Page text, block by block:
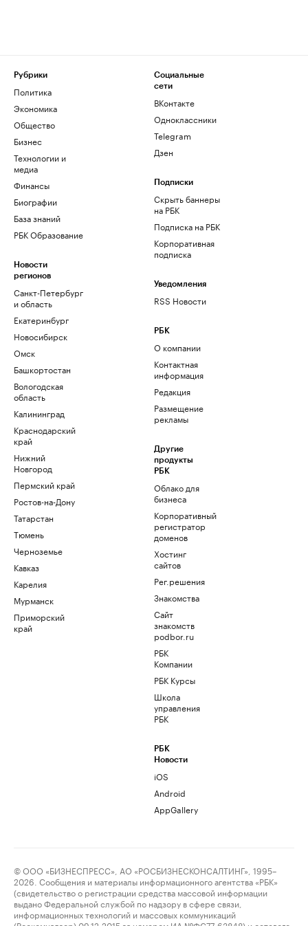
Рубрики
Политика
Экономика
Общество
Бизнес
Технологии и
медиа
Финансы
Биографии
База знаний
РБК Образование
Новости
регионов
Санкт-Петербург
и область
Екатеринбург
Новосибирск
Омск
Башкортостан
Вологодская
область
Калининград
Краснодарский
край
Нижний
Новгород
Пермский край
Ростов-на-Дону
Татарстан
Тюмень
Черноземье
Кавказ
Карелия
Мурманск
Приморский
край
Социальные
сети
ВКонтакте
Одноклассники
Telegram
Дзен
Подписки
Скрыть баннеры
на РБК
Подписка на РБК
Корпоративная
подписка
Уведомления
RSS Новости
РБК
О компании
Контактная
информация
Редакция
Размещение
рекламы
Другие
продукты
РБК
Облако для
бизнеса
Корпоративный
регистратор
доменов
Хостинг
сайтов
Рег.решения
Знакомства
Сайт
знакомств
podbor.ru
РБК
Компании
РБК Курсы
Школа
управления
РБК
РБК
Новости
iOS
Android
AppGallery
© ООО «БИЗНЕСПРЕСС», АО «РОСБИЗНЕСКОНСАЛТИНГ», 1995–
2026. Сообщения и материалы информационного агентства «РБК»
(свидетельство о регистрации средства массовой информации
выдано Федеральной службой по надзору в сфере связи,
информационных технологий и массовых коммуникаций